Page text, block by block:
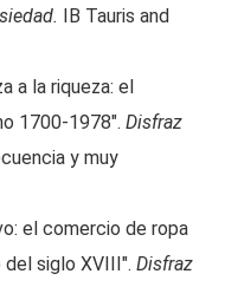
IB Tauris and
a la riqueza: el
1700-1978". Disfraz
y muy
el comercio de ropa
del siglo XVIII". Disfraz